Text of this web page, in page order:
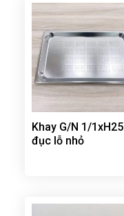
Khay G/N 1/1xH25
đục lỗ nhỏ